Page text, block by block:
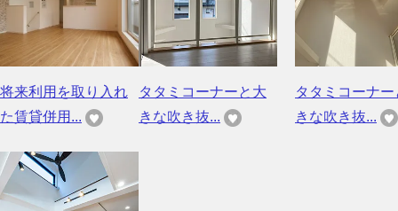
将来利用を取り入れ
た賃貸併用...
タタミコーナーと大
きな吹き抜...
タタミコーナー
きな吹き抜...